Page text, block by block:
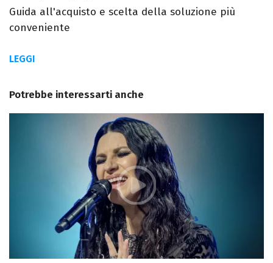
Guida all'acquisto e scelta della soluzione più
conveniente
LEGGI
Potrebbe interessarti anche